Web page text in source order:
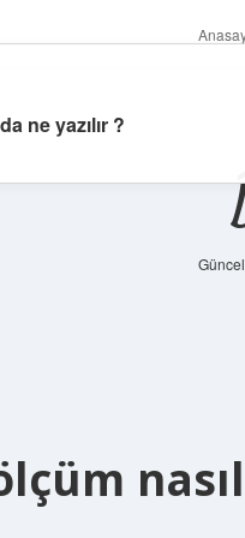
nasıl
ne yazılır ?